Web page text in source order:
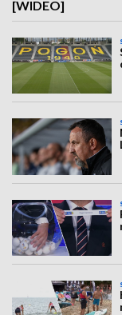
[WIDEO]